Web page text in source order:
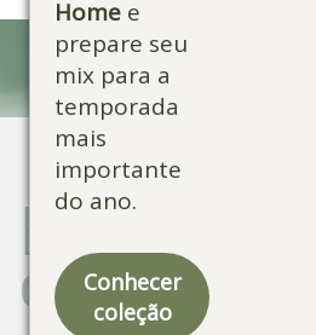
Home e
prepare seu
mix para a
temporada
mais
importante
do ano.
Conhecer
coleção
Escolha por
categoria: